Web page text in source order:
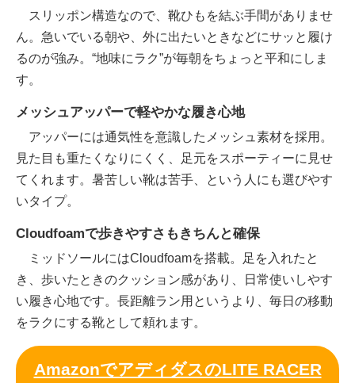
スリッポン構造なので、靴ひもを結ぶ手間がありませ
ん。急いでいる朝や、外に出たいときなどにサッと履け
るのが強み。“地味にラク”が毎朝をちょっと平和にしま
す。
メッシュアッパーで軽やかな履き心地
アッパーには通気性を意識したメッシュ素材を採用。
見た目も重たくなりにくく、足元をスポーティーに見せ
てくれます。暑苦しい靴は苦手、という人にも選びやす
いタイプ。
Cloudfoamで歩きやすさもきちんと確保
ミッドソールにはCloudfoamを搭載。足を入れたと
き、歩いたときのクッション感があり、日常使いしやす
い履き心地です。長距離ラン用というより、毎日の移動
をラクにする靴として頼れます。
AmazonでアディダスのLITE RACER